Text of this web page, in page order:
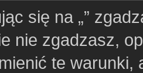
się na „”
nie zgadzasz,
te warunki,